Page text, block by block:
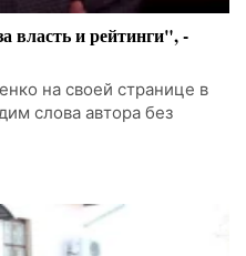
власть и рейтинги", -
на своей странице в
слова автора без